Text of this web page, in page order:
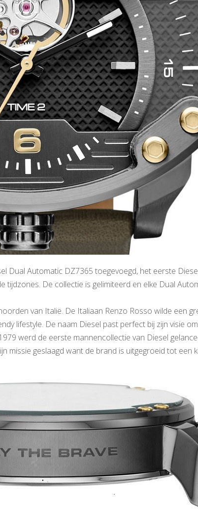
Dual Automatic DZ7365 toegevoegd, het eerste
De collectie is gelimiteerd en elke Dual
van Italië. De Italiaan Renzo Rosso wilde een
lifestyle. De naam Diesel past perfect bij zijn visie
werd de eerste mannencollectie van Diesel
missie geslaagd want de brand is uitgegroeid tot een